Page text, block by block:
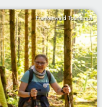
Frankenwald Tourismus